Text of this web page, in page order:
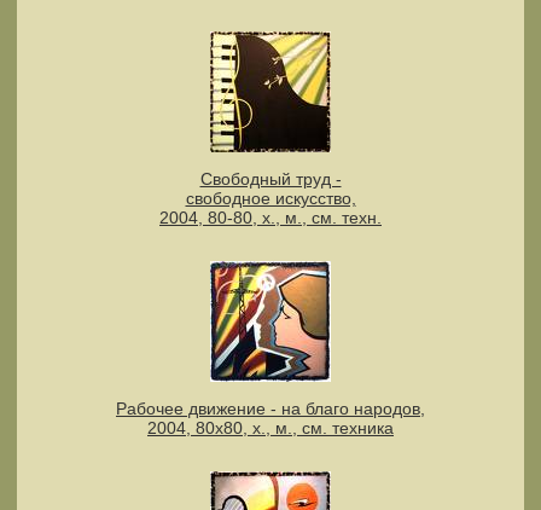
Свободный труд -
свободное искусство,
2004, 80-80, х., м., см. техн.
Рабочее движение - на благо народов,
2004, 80х80, х., м., см. техника